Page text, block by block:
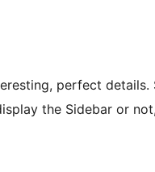
perfect
the Sidebar or